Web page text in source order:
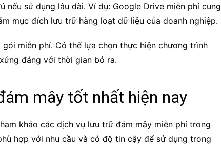
nếu sử dụng lâu dài. Ví dụ: Google Drive miễn phí cung
mục đích lưu trữ hàng loạt dữ liệu của doanh nghiệp.
miễn phí. Có thể lựa chọn thực hiện chương trình
đáng với thời gian bỏ ra.
mây tốt nhất hiện nay
khảo các dịch vụ lưu trữ đám mây miễn phí trong
hợp với nhu cầu và có độ tin cậy để sử dụng trong